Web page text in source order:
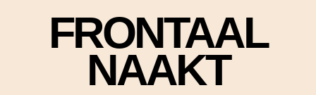
FRONTAAL
NAAKT